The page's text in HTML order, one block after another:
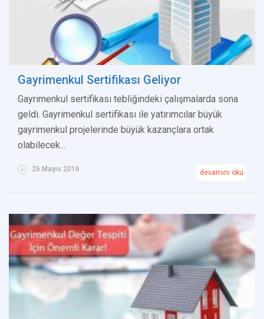
Gayrimenkul Sertifikası Geliyor
Gayrimenkul sertifikası tebliğindeki çalışmalarda sona
geldi. Gayrimenkul sertifikası ile yatırımcılar büyük
gayrimenkul projelerinde büyük kazançlara ortak
olabilecek...
26 Mayıs 2016 devamını oku